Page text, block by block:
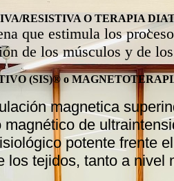
RESISTIVA O TERAPIA
que estimula los
de los músculos y de
(SIS)® o
magnetica
de
potente frente
los tejidos, tanto a